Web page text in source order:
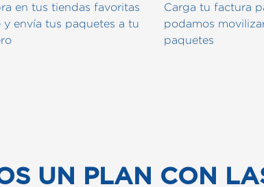
en tus tiendas favoritas
y envía tus paquetes a tu
Carga tu factura
podamos
paquetes
UN PLAN CON